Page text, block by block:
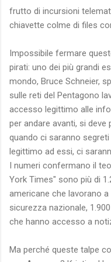
frutto di incursioni
chiavette colme di files
Impossibile fermare
pirati: uno dei più grandi
mondo, Bruce Schneier,
sulle reti del Pentagono
accesso legittimo alle
per andare avanti, si
quando ci saranno
legittimo ad essi, ci
I numeri confermano il
York Times" sono più di
americane che lavorano
sicurezza nazionale,
che hanno accesso a
Ma perché queste talpe